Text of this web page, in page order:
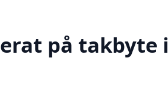
på takbyte i